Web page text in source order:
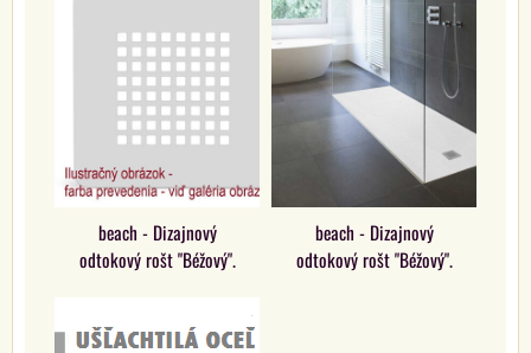
beach - Dizajnový
odtokový rošt "Béžový".
beach - Dizajnový
odtokový rošt "Béžový".